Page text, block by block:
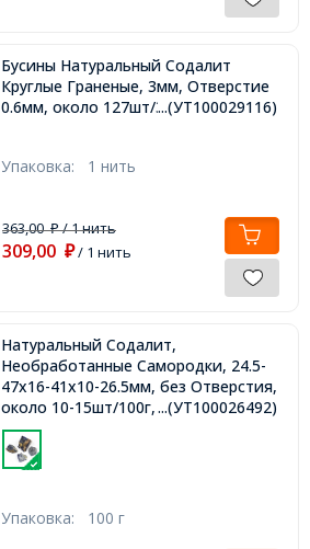
Бусины Натуральный Содалит
Круглые Граненые, 3мм, Отверстие
0.6мм, около 127шт/38см/нить,
...(УТ100029116)
Упаковка: 1 нить
363,00₽/ 1 нить
309,00 ₽/ 1 нить
Натуральный Содалит,
Необработанные Самородки, 24.5-
47x16-41x10-26.5мм, без Отверстия,
около 10-15шт/100г,...(УТ100026492)
Упаковка: 100 г